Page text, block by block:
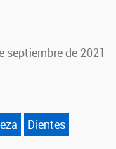
septiembre de 2021
Dientes